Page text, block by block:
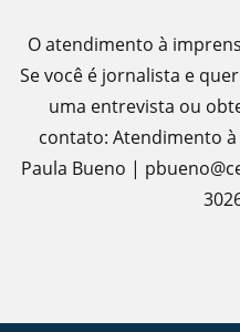
O atendimento à
Se você é jornalista e
uma entrevista ou
contato: Atendimento
Paula Bueno |